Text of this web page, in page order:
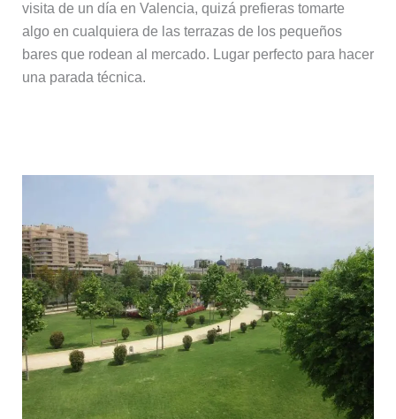
visita de un día en Valencia, quizá prefieras tomarte
algo en cualquiera de las terrazas de los pequeños
bares que rodean al mercado. Lugar perfecto para hacer
una parada técnica.